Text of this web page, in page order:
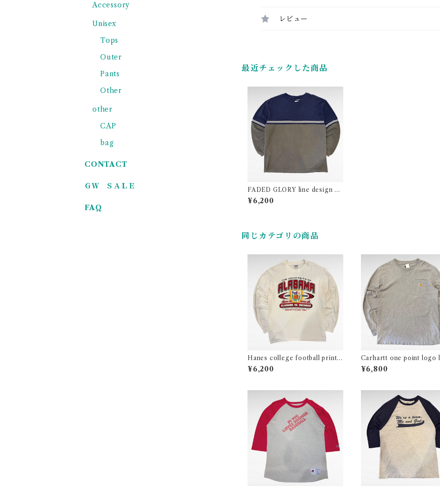
レビュー
最近チェックした商品
FADED GLORY line design ri
bbed knit cutsew
¥6,200
同じカテゴリの商品
Hanes college football print l
ong sleeve t-shirt
¥6,200
Carhartt one point logo
sleeve pocket t-shirt
¥6,800
Accessory
Unisex
Tops
Outer
Pants
Other
other
CAP
bag
CONTACT
ＧＷ ＳＡＬＥ
FAQ